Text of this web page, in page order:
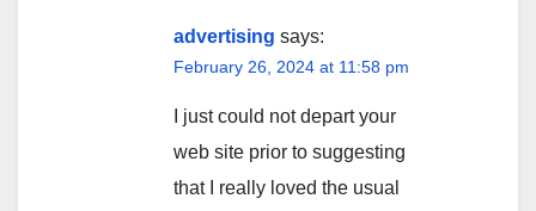
advertising says:
February 26, 2024 at 11:58 pm
I just could not depart your
web site prior to suggesting
that I really loved the usual